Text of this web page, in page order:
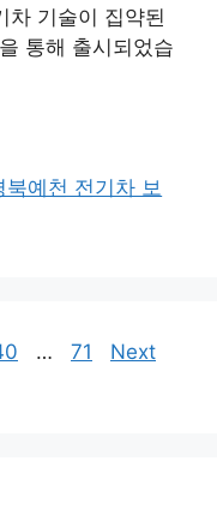
차 기술이 집약된
통해 출시되었습
예천 전기차 보
… Page
71
Next